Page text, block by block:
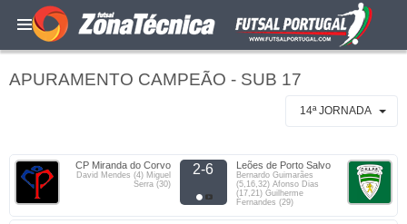
APURAMENTO CAMPEÃO - SUB 17
14ª JORNADA
CP Miranda do Corvo
David Mendes (4) Miguel
Serra (30)
2-6 Leões de Porto Salvo
Bernardo Guimarães
(5,16,32) Afonso Dias
(17,21) Guilherme
Fernandes (29)